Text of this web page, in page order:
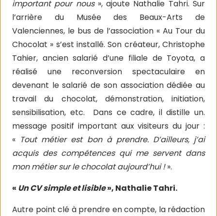
important pour nous », ajoute Nathalie Tahri. Sur
l’arrière du Musée des Beaux-Arts de
Valenciennes, le bus de l’association « Au Tour du
Chocolat » s’est installé. Son créateur, Christophe
Tahier, ancien salarié d’une filiale de Toyota, a
réalisé une reconversion spectaculaire en
devenant le salarié de son association dédiée au
travail du chocolat, démonstration, initiation,
sensibilisation, etc.
Dans ce cadre, il distille un.
message positif important aux visiteurs du jour :
« Tout métier est bon à prendre. D’ailleurs, j’ai
acquis des compétences qui me servent dans
mon métier sur le chocolat aujourd’hui !».
« Un CV simple et lisible», Nathalie Tahri.
Autre point clé à prendre en compte, la rédaction